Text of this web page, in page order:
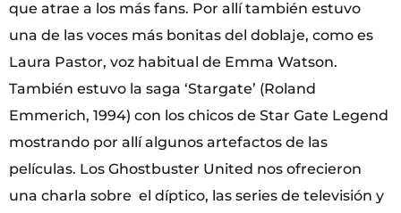
que atrae a los más fans. Por allí también estuvo
una de las voces más bonitas del doblaje, como es
Laura Pastor, voz habitual de Emma Watson.
También estuvo la saga ‘Stargate’ (Roland
Emmerich, 1994) con los chicos de Star Gate Legend
mostrando por allí algunos artefactos de las
películas. Los Ghostbuster United nos ofrecieron
una charla sobre el díptico, las series de televisión y